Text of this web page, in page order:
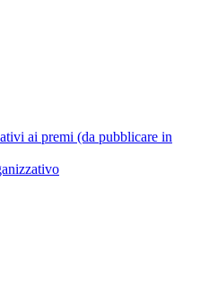
ai premi (da pubblicare in